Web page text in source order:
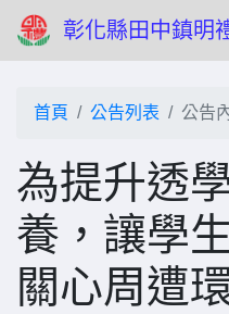
彰化縣田中鎮明
首頁 公告列表 公告
為提升透
養，讓學
關心周遭